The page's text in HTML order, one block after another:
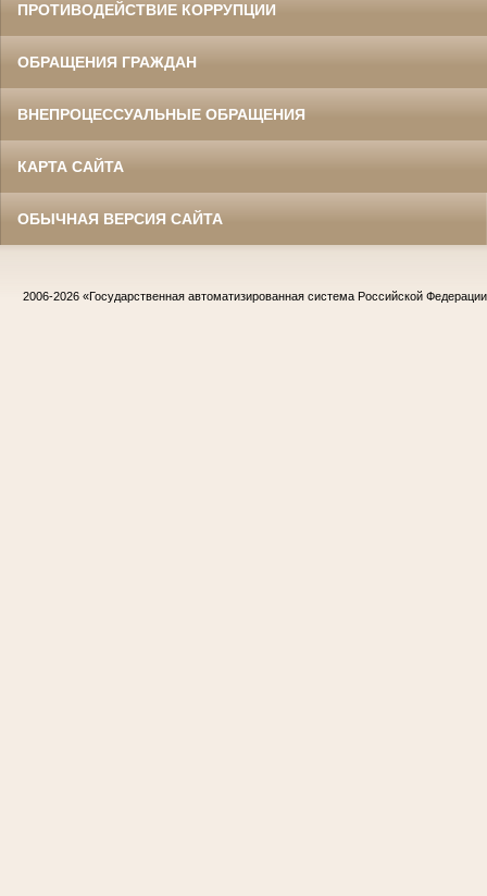
ПРОТИВОДЕЙСТВИЕ КОРРУПЦИИ
ОБРАЩЕНИЯ ГРАЖДАН
ВНЕПРОЦЕССУАЛЬНЫЕ ОБРАЩЕНИЯ
КАРТА САЙТА
ОБЫЧНАЯ ВЕРСИЯ САЙТА
2006-2026 «Государственная автоматизированная система Российской